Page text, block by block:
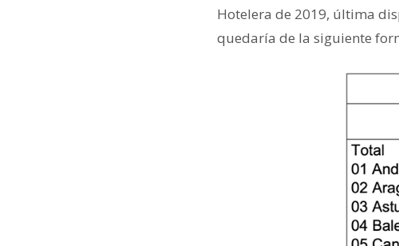
Hotelera de 2019, última
quedaría de la siguiente